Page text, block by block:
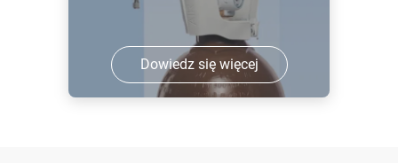
Dowiedz się więcej